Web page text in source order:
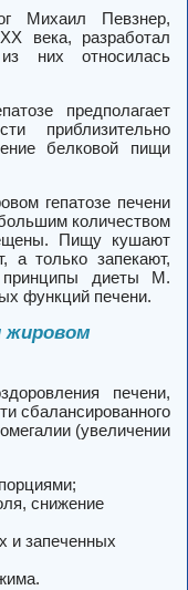
Михаил Певзнер,
века, разработал
них относилась
предполагает
приблизительно
белковой пищи
гепатозе печени
количеством
Пищу кушают
а только запекают,
диеты М.
функций печени.
жировом
печени,
сбалансированного
(увеличении
снижение
и запеченных